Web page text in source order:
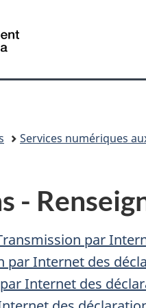
Canada
Services numériques
-
par
Internet des
Internet des